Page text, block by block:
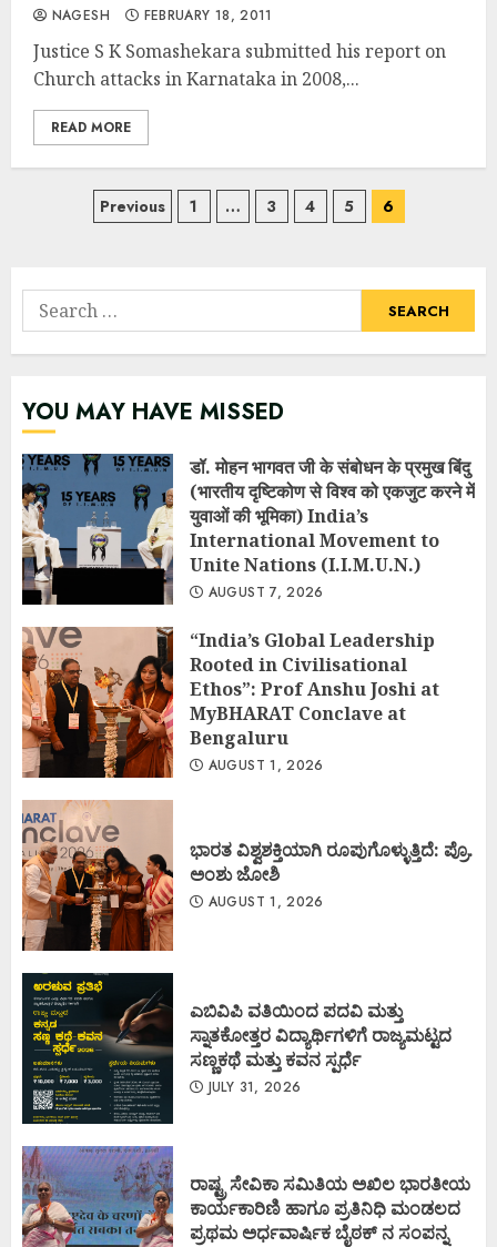
NAGESH FEBRUARY 18, 2011
Justice S K Somashekara submitted his report on
Church attacks in Karnataka in 2008,...
READ MORE
Posts
Previous 1 … 3 4 5 6
Search
for:
YOU MAY HAVE MISSED
डॉ. मोहन भागवत जी के संबोधन के प्रमुख बिंदु
(भारतीय दृष्टिकोण से विश्व को एकजुट करने में
युवाओं की भूमिका) India’s
International Movement to
Unite Nations (I.I.M.U.N.)
AUGUST 7, 2026
“India’s Global Leadership
Rooted in Civilisational
Ethos”: Prof Anshu Joshi at
MyBHARAT Conclave at
Bengaluru
AUGUST 1, 2026
ಭಾರತ ವಿಶ್ವಶಕ್ತಿಯಾಗಿ ರೂಪುಗೊಳ್ಳುತ್ತಿದೆ: ಪ್ರೊ.
ಅಂಶು ಜೋಶಿ
AUGUST 1, 2026
ಎಬಿವಿಪಿ ವತಿಯಿಂದ ಪದವಿ ಮತ್ತು
ಸ್ನಾತಕೋತ್ತರ ವಿದ್ಯಾರ್ಥಿಗಳಿಗೆ ರಾಜ್ಯಮಟ್ಟದ
ಸಣ್ಣಕಥೆ ಮತ್ತು ಕವನ ಸ್ಪರ್ಧೆ
JULY 31, 2026
ರಾಷ್ಟ್ರ ಸೇವಿಕಾ ಸಮಿತಿಯ ಅಖಿಲ ಭಾರತೀಯ
ಕಾರ್ಯಕಾರಿಣಿ ಹಾಗೂ ಪ್ರತಿನಿಧಿ ಮಂಡಲದ
ಪ್ರಥಮ ಅರ್ಧವಾರ್ಷಿಕ ಬೈಠಕ್ ನ ಸಂಪನ್ನ